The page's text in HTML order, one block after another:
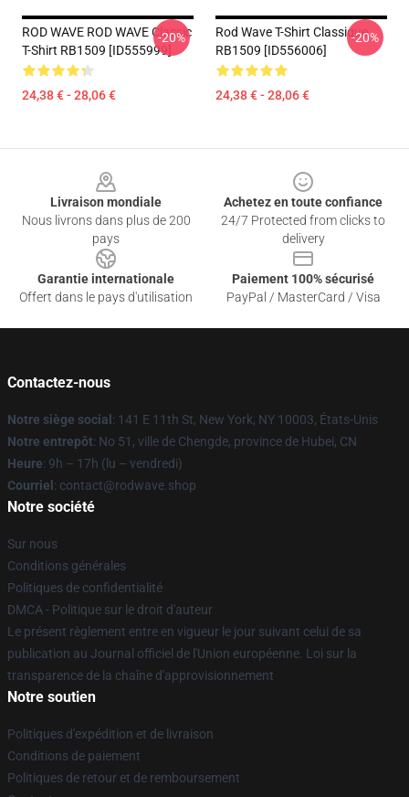
ROD WAVE ROD WAVE Classic
T-Shirt RB1509 [ID555999]
24,38 € - 28,06 €
-20%
Rod Wave T-Shirt Classique
RB1509 [ID556006]
24,38 € - 28,06 €
-20%
Livraison mondiale
Nous livrons dans plus de 200
pays
Achetez en toute confiance
24/7 Protected from clicks to
delivery
Garantie internationale
Offert dans le pays d'utilisation
Paiement 100% sécurisé
PayPal / MasterCard / Visa
Contactez-nous
Notre siège social : 141 E 11th St, New York, NY 10003, États-Unis
Notre entrepôt: No 51, ville de Chengde, province de Hubei, CN
Heure: 9h – 17h (lu – vendredi)
Courriel : contact@rodwave.shop
Notre société
Sur nous
Conditions générales
Politiques de confidentialité
DMCA - Politique sur le droit d'auteur
Le présent règlement entre en vigueur le jour suivant celui de sa
publication au Journal officiel de l'Union européenne. Loi sur la
transparence de la chaîne d'approvisionnement
Notre soutien
Politiques d'expédition et de livraison
Conditions de paiement
Politiques de retour et de remboursement